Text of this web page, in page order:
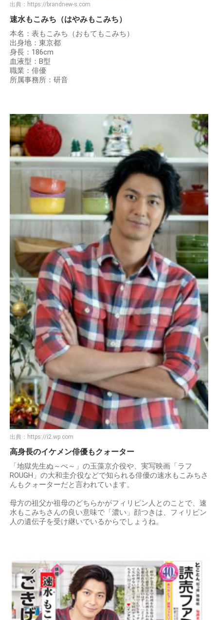
出典： https://brandnew-s.com
速水もこみち（はやみもこみち）
本名：表もこみち（おもてもこみち）
出身地：東京都
身長：186cm
血液型：B型
職業：俳優
所属事務所：研音
出典： https://i2.wp.com
高身長のイケメン俳優もクォーター
「地獄先生ぬ～べ～」の玉藻京介役や、実写映画「ラフ
ROUGH」の大和圭介役などで知られる俳優の速水もこみちさ
んもクォーターだと言われています。
母方の祖父か祖母のどちらかがフィリピン人とのことで、速
水もこみちさんの良い意味で「濃い」顔つきは、フィリピン
人の遺伝子を受け継いでいるからでしょうね。